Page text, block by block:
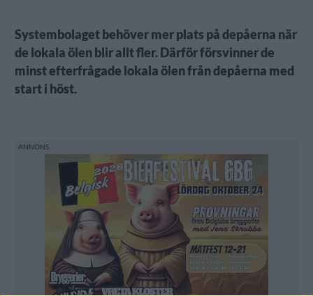
Systembolaget behöver mer plats på depåerna när
de lokala ölen blir allt fler. Därför försvinner de
minst efterfrågade lokala ölen från depåerna med
start i höst.